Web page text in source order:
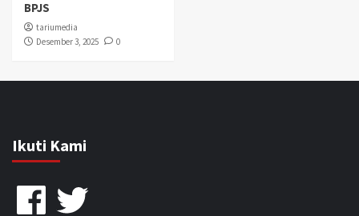
BPJS
tariumedia
Desember 3, 2025
0
Ikuti Kami
FacebookTwitter